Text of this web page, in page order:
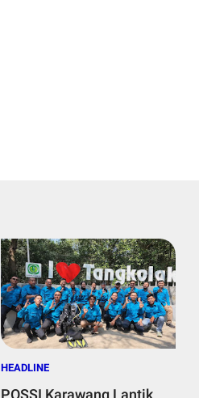
HEADLINE
POSSI Karawang Lantik